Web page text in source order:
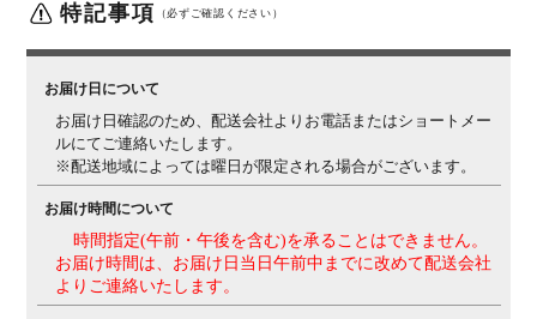
特記事項 （必ずご確認ください）
お届け日について
お届け日確認のため、配送会社よりお電話またはショートメー
ルにてご連絡いたします。
※配送地域によっては曜日が限定される場合がございます。
お届け時間について
時間指定(午前・午後を含む)を承ることはできません。
お届け時間は、お届け日当日午前中までに改めて配送会社
よりご連絡いたします。